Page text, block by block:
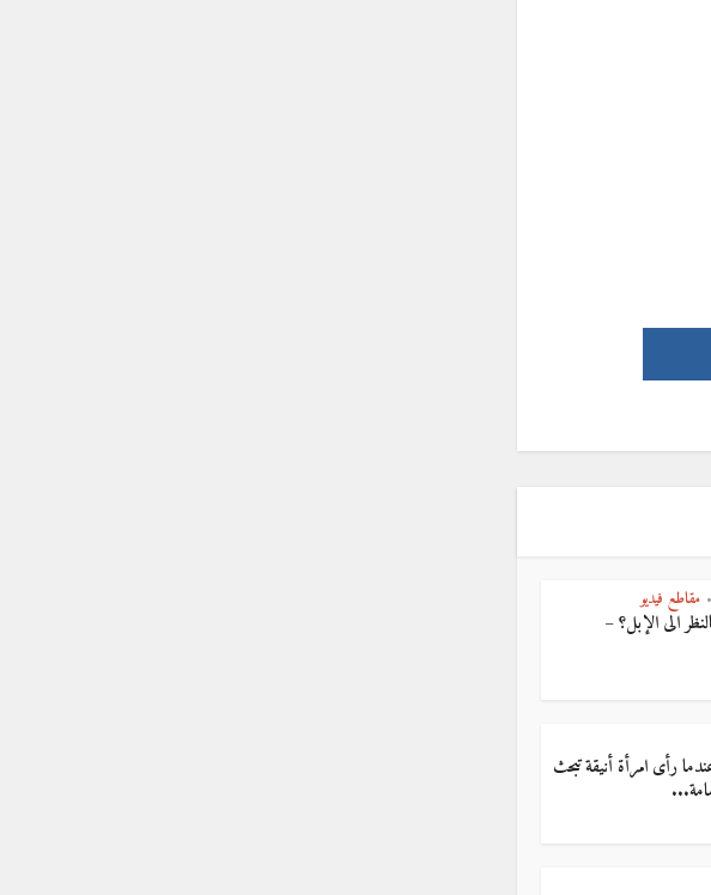
• مقاطع فيديو
الى الإبل؟ –
رأى امرأة أنيقة تبحث